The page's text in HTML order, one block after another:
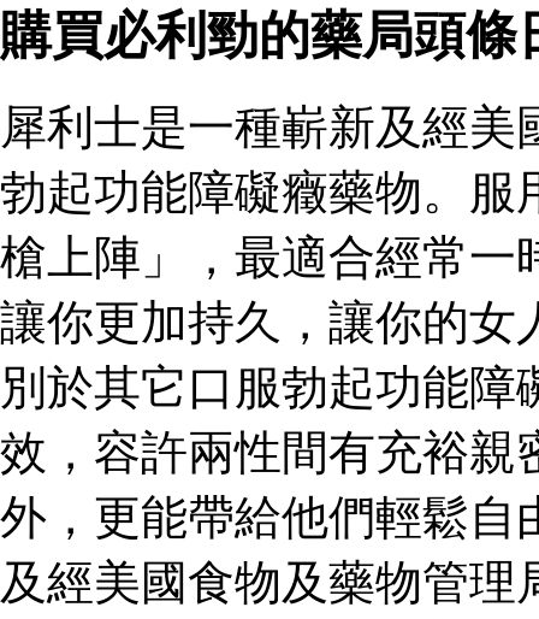
購買必利勁的藥局頭條
犀利士是一種嶄新及經
勃起功能障礙癥藥物。服
槍上陣」，最適合經常一
讓你更加持久，讓你的女
別於其它口服勃起功能
效，容許兩性間有充裕親
外，更能帶給他們輕鬆自
及經美國食物及藥物管